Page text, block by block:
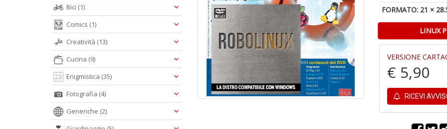
FORMATO: 21 ×
LINUX
VERSIONE
€ 5,90
RICEVI
Bici (1)
Comics (1)
Creatività (13)
Cucina (9)
Enigmistica (35)
Fotografia (4)
Generiche (2)